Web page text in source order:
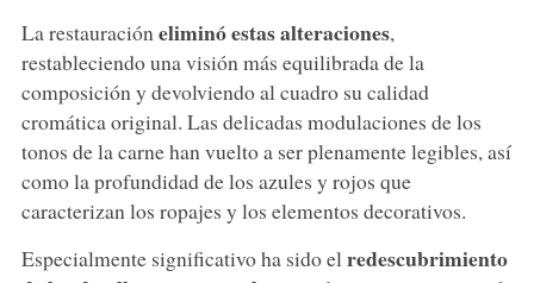
La restauración eliminó estas alteraciones,
restableciendo una visión más equilibrada de la
composición y devolviendo al cuadro su calidad
cromática original. Las delicadas modulaciones de los
tonos de la carne han vuelto a ser plenamente legibles, así
como la profundidad de los azules y rojos que
caracterizan los ropajes y los elementos decorativos.
Especialmente significativo ha sido el redescubrimiento